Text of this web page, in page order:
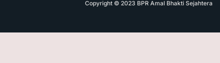
Copyright © 2023 BPR Amal Bhakti Sejahtera